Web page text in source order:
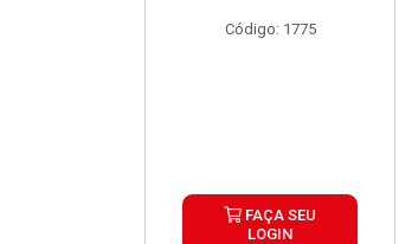
Código: 1775
FAÇA SEU
LOGIN